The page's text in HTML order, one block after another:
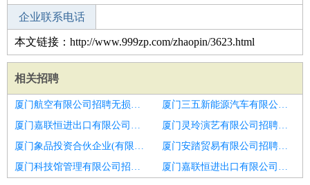
企业联系电话
本文链接：http://www.999zp.com/zhaopin/3623.html
相关招聘
厦门航空有限公司招聘无损检测
厦门三五新能源汽车有限公司招聘锅炉操作员
厦门嘉联恒进出口有限公司招聘焊接监理工程师
厦门灵玲演艺有限公司招聘菏泽市招聘电厂运行值班员101
厦门象品投资合伙企业(有限合伙)招聘济南市招聘锅炉设计员6
厦门安踏贸易有限公司招聘锅炉副操作员
厦门科技馆管理有限公司招聘锅炉工程师
厦门嘉联恒进出口有限公司招聘机务专工